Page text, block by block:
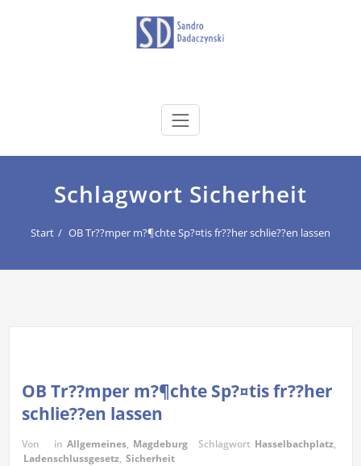
dadaczynski.de
Schlagwort Sicherheit
Start OB Tr??mper m?¶chte Sp?¤tis fr??her schlie??en lassen
OB Tr??mper m?¶chte Sp?¤tis fr??her
schlie??en lassen
Von in Allgemeines, Magdeburg Schlagwort Hasselbachplatz,
Ladenschlussgesetz, Sicherheit